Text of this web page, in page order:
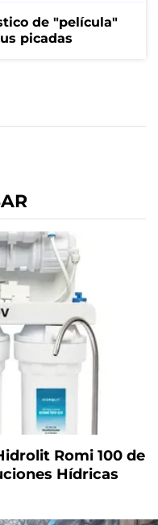
de "película"
picadas
Romi 100 de
Hídricas